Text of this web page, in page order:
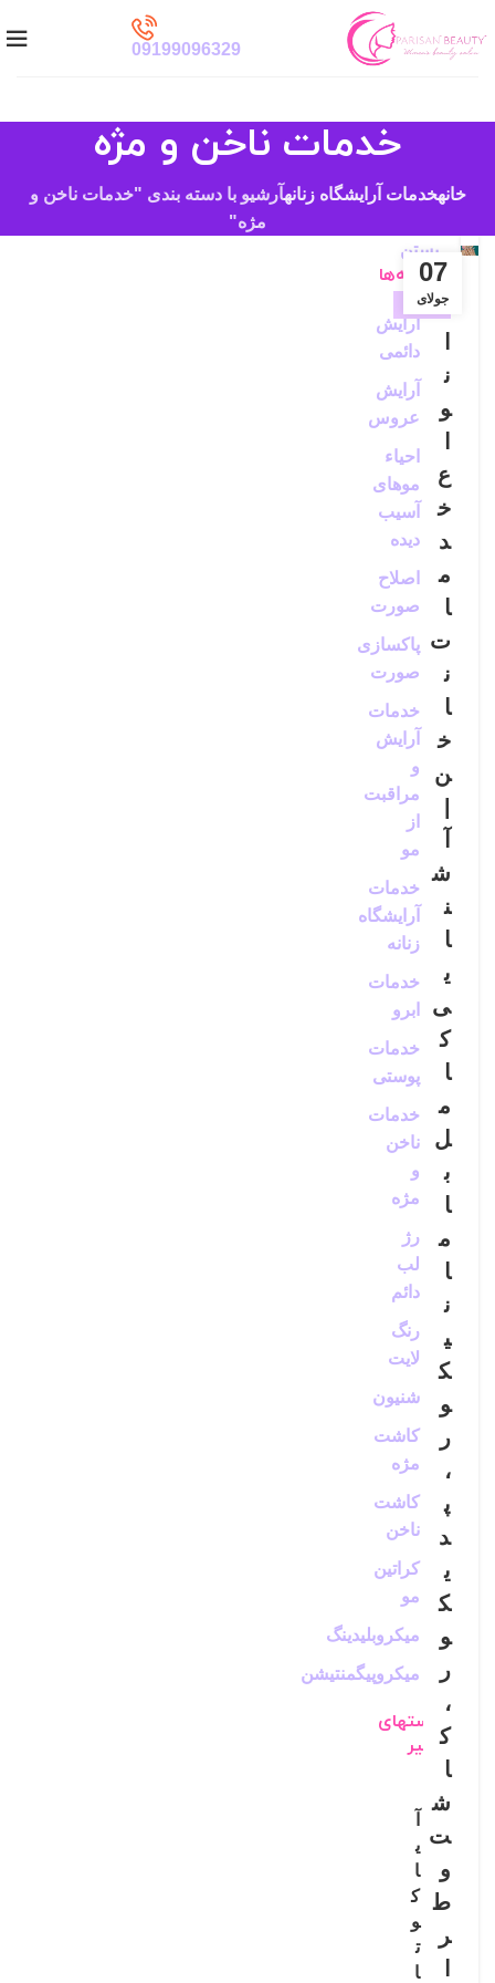
09199096329
خدمات ناخن و مژه
خانهخدمات آرایشگاه زنانهآرشیو با دسته بندی "خدمات ناخن و
مژه"
07
جولای
کاشت
ناخن
ن
و
ع
خ
د
م
ا
ت
ن
ا
خ
ن
ش
ن
ا
ی
ی
ک
ا
م
ل
ب
ا
م
ا
ن
ی
ک
و
ر
،
پ
د
ی
ک
و
ر
،
ک
ا
ش
ت
و
ط
ر
بستن
دسته‌ها
آرایش
دائمی
آرایش
عروس
احیاء
موهای
آسیب
دیده
اصلاح
صورت
پاکسازی
صورت
خدمات
آرایش
و
مراقبت
از
مو
خدمات
آرایشگاه
زنانه
خدمات
ابرو
خدمات
پوستی
خدمات
ناخن
و
مژه
رژ
لب
دائم
رنگ
لایت
شنیون
کاشت
مژه
کاشت
ناخن
کراتین
مو
میکروبلیدینگ
میکروپیگمنتیشن
پستهای
اخیر
ی
ا
ک
و
ت
ا